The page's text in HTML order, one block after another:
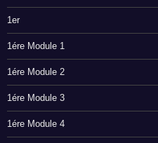
1er
1ére Module 1
1ére Module 2
1ére Module 3
1ére Module 4